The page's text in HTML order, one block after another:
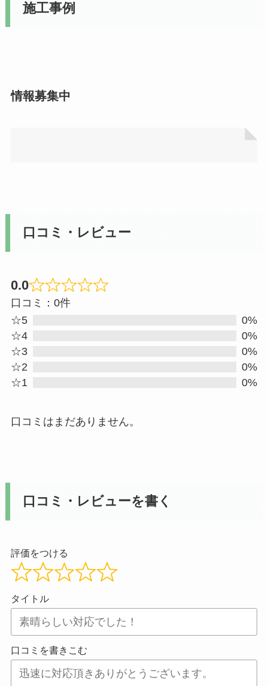
施工事例
情報募集中
口コミ・レビュー
0.0
Rated
口コミ：0件
☆5
0%
☆4
0%
☆3
0%
☆2
0%
☆1
0%
口コミはまだありません。
口コミ・レビューを書く
評価をつける
タイトル
口コミを書きこむ